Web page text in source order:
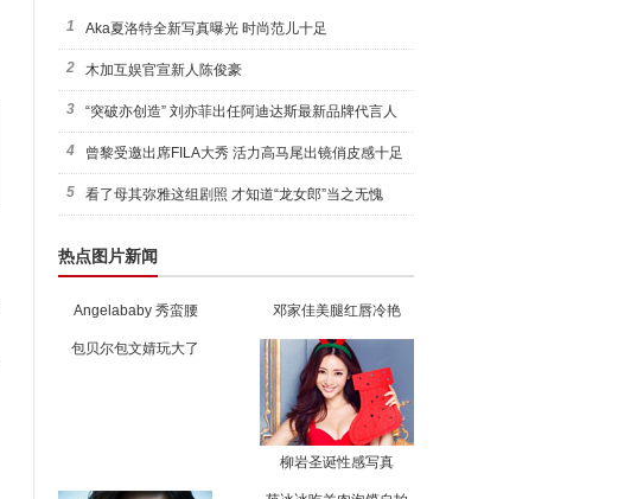
1 Aka夏洛特全新写真曝光 时尚范儿十足
2 木加互娱官宣新人陈俊豪
3 “突破亦创造” 刘亦菲出任阿迪达斯最新品牌代言人
引爆
4 曾黎受邀出席FILA大秀 活力高马尾出镜俏皮感十足
5 看了母其弥雅这组剧照 才知道“龙女郎”当之无愧
热点图片新闻
Angelababy 秀蛮腰 邓家佳美腿红唇冷艳
包贝尔包文婧玩大了
柳岩圣诞性感写真